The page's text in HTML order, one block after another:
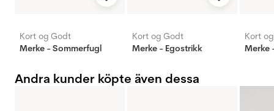
Kort og Godt
Merke - Sommerfugl
Kort og Godt
Merke - Egostrikk
Kort
Merke
Andra kunder köpte även dessa